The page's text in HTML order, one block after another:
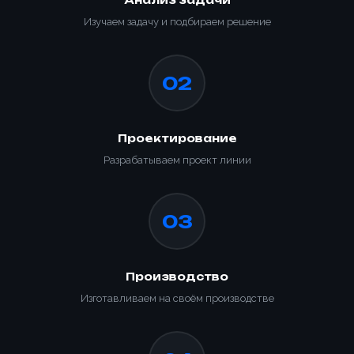
Изучаем задачу и подбираем решение
02
Проектирование
Разрабатываем проект линии
03
Производство
Изготавливаем на своём производстве
Сообщение
УПАКОВКИ С
ПАЛЛЕТООБМОТЧИКОМ
Купить